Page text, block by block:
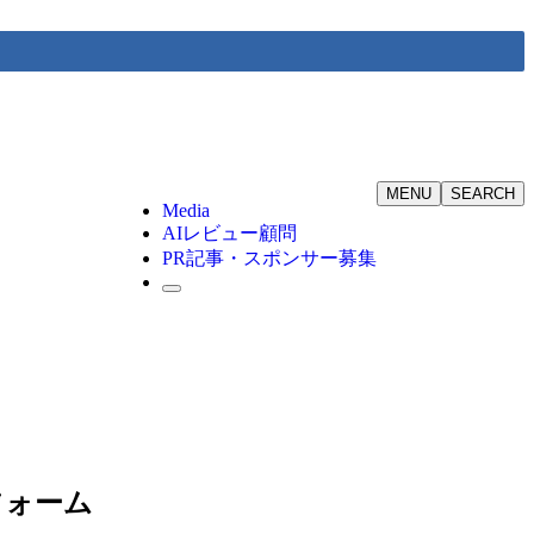
Media
AIレビュー顧問
PR記事・スポンサー募集
SEARCH
MENU
ーム